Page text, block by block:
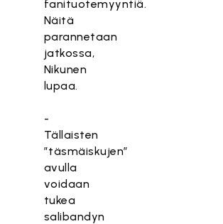
fanituotemyyntiä.
Näitä
parannetaan
jatkossa,
Nikunen
lupaa.
-
Tällaisten
”täsmäiskujen”
avulla
voidaan
tukea
salibandyn